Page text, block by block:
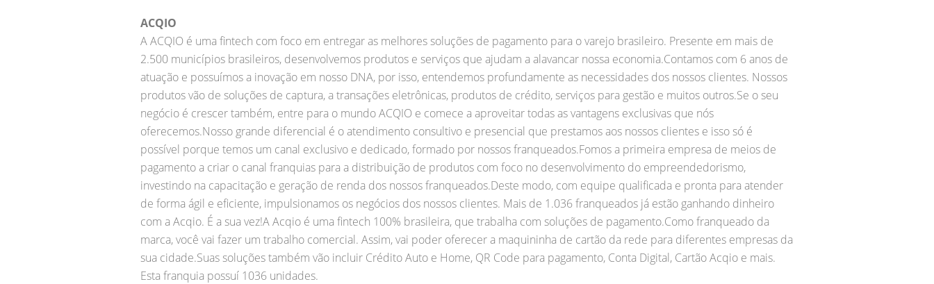
ACQIO
A ACQIO é uma fintech com foco em entregar as melhores soluções de pagamento para o varejo brasileiro. Presente em mais de
2.500 municípios brasileiros, desenvolvemos produtos e serviços que ajudam a alavancar nossa economia.Contamos com 6 anos de
atuação e possuímos a inovação em nosso DNA, por isso, entendemos profundamente as necessidades dos nossos clientes. Nossos
produtos vão de soluções de captura, a transações eletrônicas, produtos de crédito, serviços para gestão e muitos outros.Se o seu
negócio é crescer também, entre para o mundo ACQIO e comece a aproveitar todas as vantagens exclusivas que nós
oferecemos.Nosso grande diferencial é o atendimento consultivo e presencial que prestamos aos nossos clientes e isso só é
possível porque temos um canal exclusivo e dedicado, formado por nossos franqueados.Fomos a primeira empresa de meios de
pagamento a criar o canal franquias para a distribuição de produtos com foco no desenvolvimento do empreendedorismo,
investindo na capacitação e geração de renda dos nossos franqueados.Deste modo, com equipe qualificada e pronta para atender
de forma ágil e eficiente, impulsionamos os negócios dos nossos clientes. Mais de 1.036 franqueados já estão ganhando dinheiro
com a Acqio. É a sua vez!A Acqio é uma fintech 100% brasileira, que trabalha com soluções de pagamento.Como franqueado da
marca, você vai fazer um trabalho comercial. Assim, vai poder oferecer a maquininha de cartão da rede para diferentes empresas da
sua cidade.Suas soluções também vão incluir Crédito Auto e Home, QR Code para pagamento, Conta Digital, Cartão Acqio e mais.
Esta franquia possuí 1036 unidades.